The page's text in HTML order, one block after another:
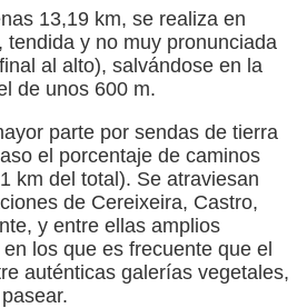
13,19 km, se realiza en
tendida y no muy pronunciada
al alto), salvándose en la
de unos 600 m.
parte por sendas de tierra
el porcentaje de caminos
km del total). Se atraviesan
de Cereixeira, Castro,
y entre ellas amplios
los que es frecuente que el
auténticas galerías vegetales,